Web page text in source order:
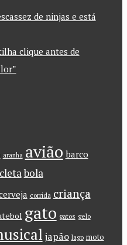
de ninjas e está
clique antes de
aranha avião barco
bola
corrida criança
gato gatos gelo
japão lago moto